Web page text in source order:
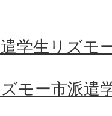
学生リズモ
モー市派遣